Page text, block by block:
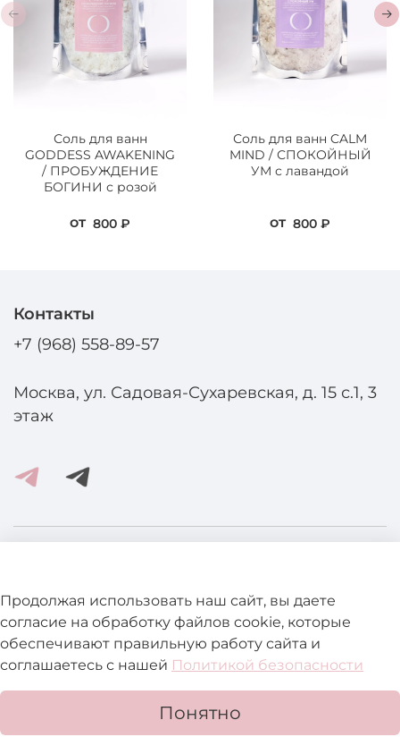
Соль для ванн
GODDESS AWAKENING
/ ПРОБУЖДЕНИЕ
БОГИНИ с розой
от 800 ₽
Соль для ванн CALM
MIND / СПОКОЙНЫЙ
УМ с лавандой
от 800 ₽
Подробнее о магазине
Контакты
+7 (968) 558-89-57
Москва, ул. Садовая-Сухаревская, д. 15 с.1, 3
этаж
Продолжая использовать наш сайт, вы даете
согласие на обработку файлов cookie, которые
обеспечивают правильную работу сайта и
соглашаетесь с нашей Политикой безопасности
Понятно